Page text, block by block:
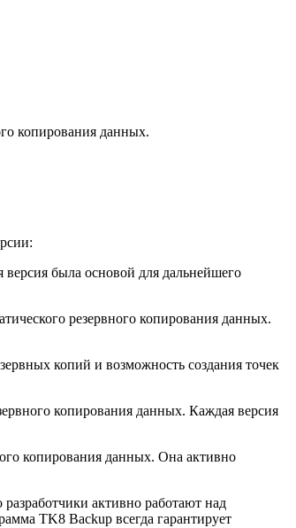
копирования данных.
была основой для дальнейшего
резервного копирования данных.
копий и возможность создания точек
копирования данных. Каждая версия
копирования данных. Она активно
активно работают над
TK8 Backup всегда гарантирует